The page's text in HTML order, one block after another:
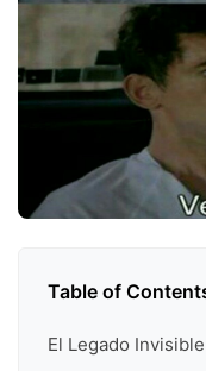
Table of
El Legado